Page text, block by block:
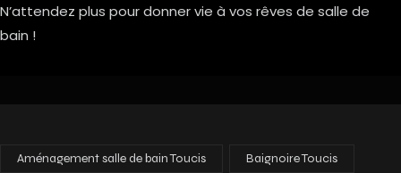
N’attendez plus pour donner vie à vos rêves de salle de
bain !
Aménagement salle de bain Toucis Baignoire Toucis